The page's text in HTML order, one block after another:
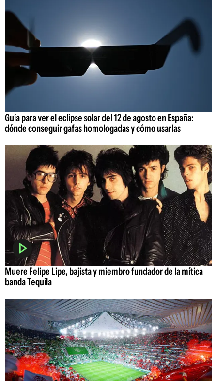
Guía para ver el eclipse solar del 12 de agosto en España:
dónde conseguir gafas homologadas y cómo usarlas
Muere Felipe Lipe, bajista y miembro fundador de la mítica
banda Tequila